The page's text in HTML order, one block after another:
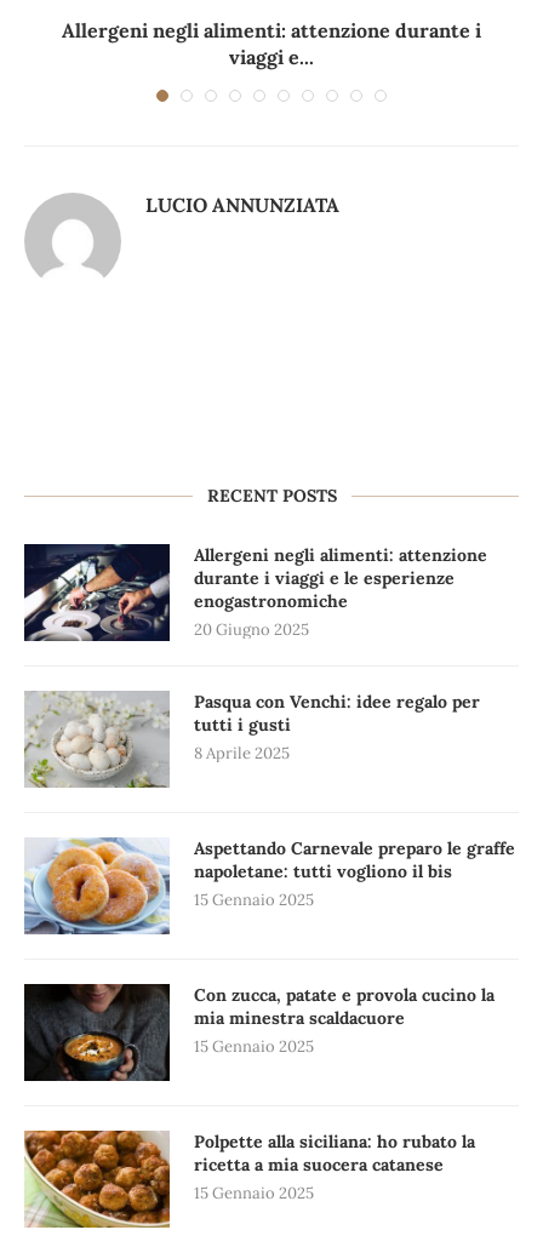
Allergeni negli alimenti: attenzione durante i
viaggi e...
LUCIO ANNUNZIATA
RECENT POSTS
Allergeni negli alimenti: attenzione
durante i viaggi e le esperienze
enogastronomiche
20 Giugno 2025
Pasqua con Venchi: idee regalo per
tutti i gusti
8 Aprile 2025
Aspettando Carnevale preparo le graffe
napoletane: tutti vogliono il bis
15 Gennaio 2025
Con zucca, patate e provola cucino la
mia minestra scaldacuore
15 Gennaio 2025
Polpette alla siciliana: ho rubato la
ricetta a mia suocera catanese
15 Gennaio 2025